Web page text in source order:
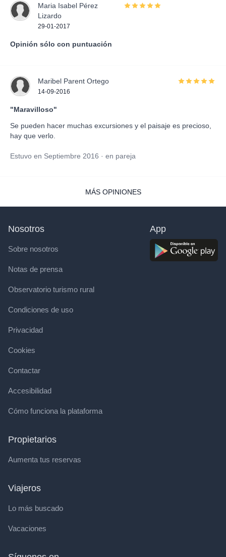
Maria Isabel Pérez
Lizardo
29-01-2017
Opinión sólo con puntuación
Maribel Parent Ortego
14-09-2016
"Maravilloso"
Se pueden hacer muchas excursiones y el paisaje es precioso,
hay que verlo.
Estuvo en Septiembre 2016 · en pareja
MÁS OPINIONES
Nosotros
Sobre nosotros
Notas de prensa
Observatorio turismo rural
Condiciones de uso
Privacidad
Cookies
Contactar
Accesibilidad
Cómo funciona la plataforma
Propietarios
Aumenta tus reservas
Viajeros
Lo más buscado
Vacaciones
App